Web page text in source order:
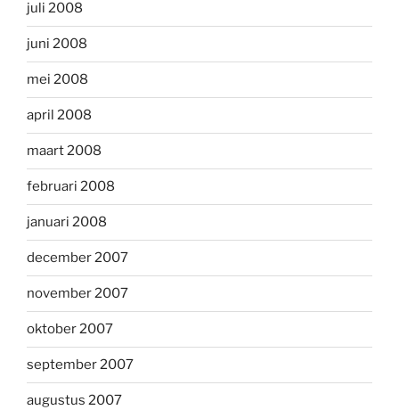
juli 2008
juni 2008
mei 2008
april 2008
maart 2008
februari 2008
januari 2008
december 2007
november 2007
oktober 2007
september 2007
augustus 2007